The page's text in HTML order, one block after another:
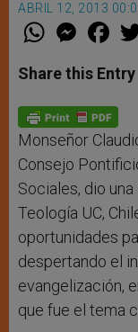
ABRIL 12, 2013
W
t
s
p
p
M
e
s
e
g
e
r
F
a
e
b
o
k
Share this Entry
Monseñor
Consejo
Sociales, dio
Teología UC,
oportunidades
despertando el
evangelización,
que fue el tema